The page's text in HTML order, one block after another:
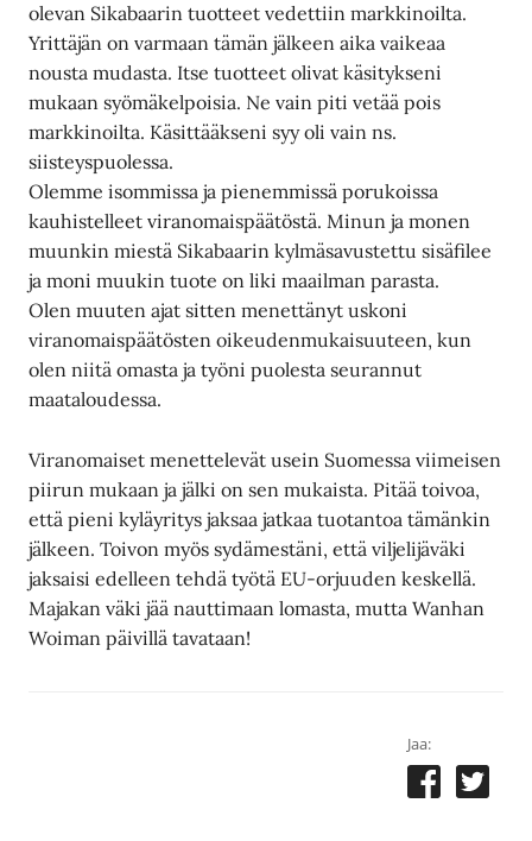
olevan Sikabaarin tuotteet vedettiin markkinoilta.
Yrittäjän on varmaan tämän jälkeen aika vaikeaa
nousta mudasta. Itse tuotteet olivat käsitykseni
mukaan syömäkelpoisia. Ne vain piti vetää pois
markkinoilta. Käsittääkseni syy oli vain ns.
siisteyspuolessa.
Olemme isommissa ja pienemmissä porukoissa
kauhistelleet viranomaispäätöstä. Minun ja monen
muunkin miestä Sikabaarin kylmäsavustettu sisäfilee
ja moni muukin tuote on liki maailman parasta.
Olen muuten ajat sitten menettänyt uskoni
viranomaispäätösten oikeudenmukaisuuteen, kun
olen niitä omasta ja työni puolesta seurannut
maataloudessa.
Viranomaiset menettelevät usein Suomessa viimeisen
piirun mukaan ja jälki on sen mukaista. Pitää toivoa,
että pieni kyläyritys jaksaa jatkaa tuotantoa tämänkin
jälkeen. Toivon myös sydämestäni, että viljelijäväki
jaksaisi edelleen tehdä työtä EU-orjuuden keskellä.
Majakan väki jää nauttimaan lomasta, mutta Wanhan
Woiman päivillä tavataan!
Jaa: